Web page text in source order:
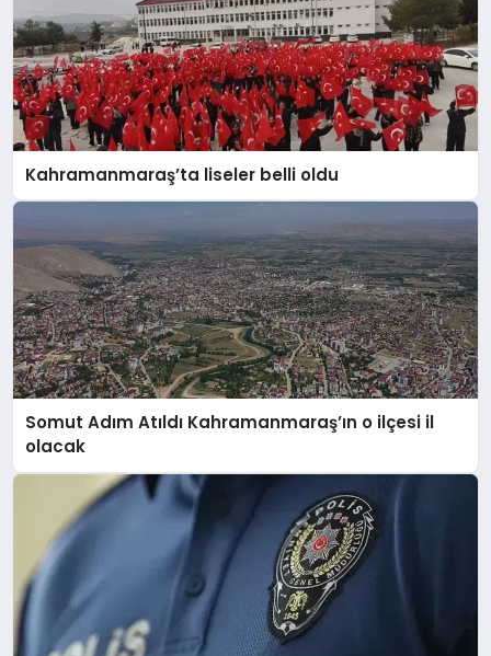
Kahramanmaraş’ta liseler belli oldu
Somut Adım Atıldı Kahramanmaraş’ın o ilçesi il
olacak